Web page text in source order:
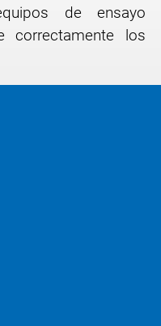
de ensayo
correctamente los